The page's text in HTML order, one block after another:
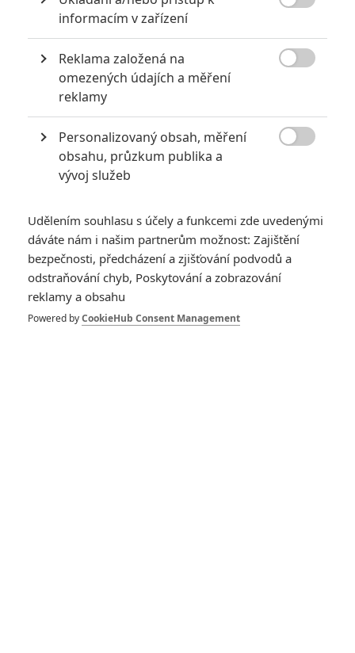
3 ČLÁNEK | 01.08.2026 16:40
Marvel nečekaně zrušil již schválené pokračování
433FILM | 01.08.2026 07:11
拆彈專家
ČLÁNEK | 30.07.2026 20:14
Děti krve a kostí: Regulérní trailer představuje akční fantasy
dobrodružství s vůní Afriky
ČLÁNEK | 30.07.2026 12:31
Spider-Man: Zbrusu nový den – Podle recenzí máme čekat
1ČLÁNEK | 30.07.2026 03:42
Velké preview: Odyssea - seznamte se s maximálně nabitým
obsazením
informacím v zařízení
Reklama založená na
omezených údajích a měření
reklamy
Personalizovaný obsah, měření
obsahu, průzkum publika a
vývoj služeb
Udělením souhlasu s účely a funkcemi zde uvedenými
dáváte nám i našim partnerům možnost: Zajištění
bezpečnosti, předcházení a zjišťování podvodů a
odstraňování chyb, Poskytování a zobrazování
reklamy a obsahu
Powered byCookieHub Consent Management